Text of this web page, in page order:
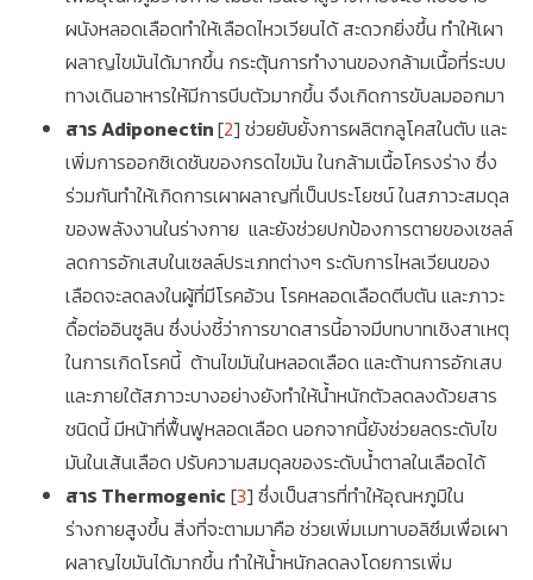
ผนังหลอดเลือดทำให้เลือดไหวเวียนได้ สะดวกยิ่งขึ้น ทำให้เผา
ผลาญไขมันได้มากขึ้น กระตุ้นการทํางานของกล้ามเนื้อที่ระบบ
ทางเดินอาหารให้มีการบีบตัวมากขึ้น จึงเกิดการขับลมออกมา
สาร Adiponectin[2] ช่วยยับยั้งการผลิตกลูโคสในตับ และ
เพิ่มการออกซิเดชันของกรดไขมัน ในกล้ามเนื้อโครงร่าง ซึ่ง
ร่วมกันทำให้เกิดการเผาผลาญที่เป็นประโยชน์ ในสภาวะสมดุล
ของพลังงานในร่างกาย และยังช่วยปกป้องการตายของเซลล์
ลดการอักเสบในเซลล์ประเภทต่างๆ ระดับการไหลเวียนของ
เลือดจะลดลงในผู้ที่มีโรคอ้วน โรคหลอดเลือดตีบตัน และภาวะ
ดื้อต่ออินซูลิน ซึ่งบ่งชี้ว่าการขาดสารนี้อาจมีบทบาทเชิงสาเหตุ
ในการเกิดโรคนี้ ต้านไขมันในหลอดเลือด และต้านการอักเสบ
และภายใต้สภาวะบางอย่างยังทำให้น้ำหนักตัวลดลงด้วยสาร
ชนิดนี้ มีหน้าที่ฟื้นฟูหลอดเลือด นอกจากนี้ยังช่วยลดระดับไข
มันในเส้นเลือด ปรับความสมดุลของระดับน้ำตาลในเลือดได้
สาร Thermogenic [3] ซึ่งเป็นสารที่ทำให้อุณหภูมิใน
ร่างกายสูงขึ้น สิ่งที่จะตามมาคือ ช่วยเพิ่มเมทาบอลิซึมเพื่อเผา
ผลาญไขมันได้มากขึ้น ทำให้น้ำหนักลดลงโดยการเพิ่ม